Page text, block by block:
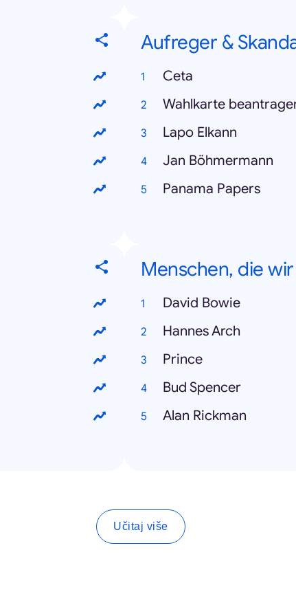
Aufreger &
Ceta
Wahlkarte
Lapo Elkann
Jan Böhmermann
Panama Papers
Menschen, die
David Bowie
Hannes Arch
Prince
Bud Spencer
Alan Rickman
Učitaj više